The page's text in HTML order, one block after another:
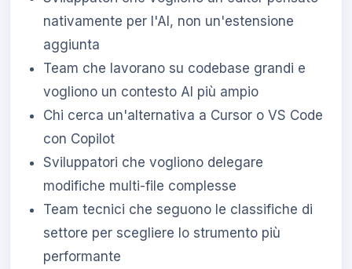
nativamente per l'AI, non un'estensione
aggiunta
Team che lavorano su codebase grandi e
vogliono un contesto AI più ampio
Chi cerca un'alternativa a Cursor o VS Code
con Copilot
Sviluppatori che vogliono delegare
modifiche multi-file complesse
Team tecnici che seguono le classifiche di
settore per scegliere lo strumento più
performante